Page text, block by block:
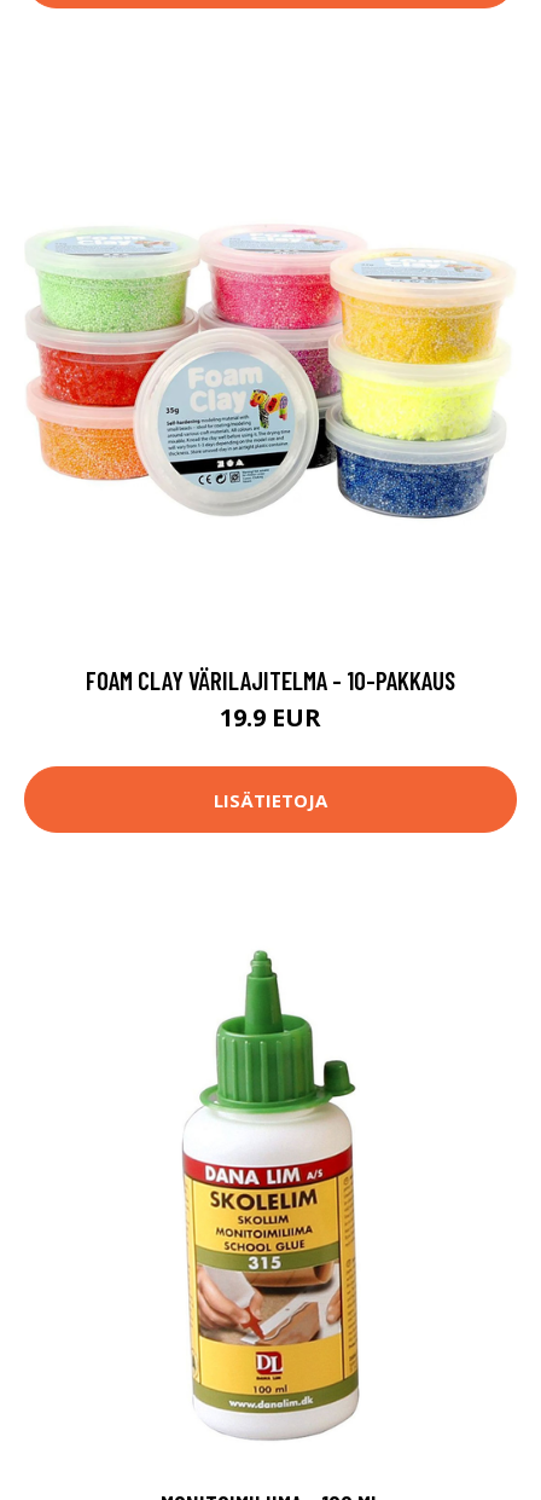
FOAM CLAY VÄRILAJITELMA - 10-PAKKAUS
19.9 EUR
LISÄTIETOJA